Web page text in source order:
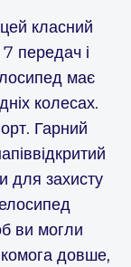
класний
передач і
має
колесах.
Гарний
для захисту
ви могли
довше,